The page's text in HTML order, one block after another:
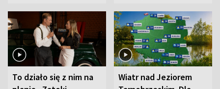
To działo się z nim na
Wiatr nad Jeziorem